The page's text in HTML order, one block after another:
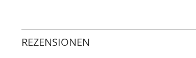
REZENSIONEN